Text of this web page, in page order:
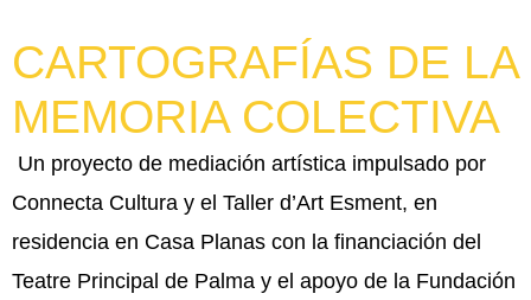
CARTOGRAFÍAS DE LA
MEMORIA COLECTIVA
Un proyecto de mediación artística impulsado por
Connecta Cultura y el Taller d’Art Esment, en
residencia en Casa Planas con la financiación del
Teatre Principal de Palma y el apoyo de la Fundación